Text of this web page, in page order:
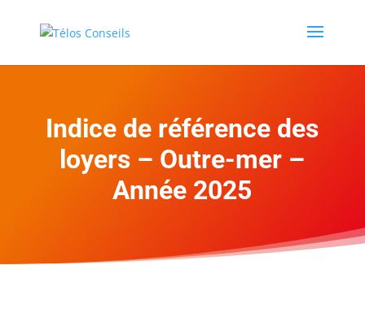
Indice de référence des
loyers – Outre-mer –
Année 2025